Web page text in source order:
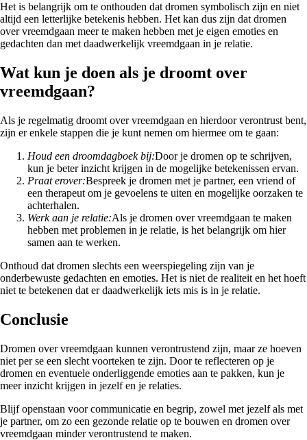
Het is belangrijk om te onthouden dat dromen symbolisch zijn en niet
altijd een letterlijke betekenis hebben. Het kan dus zijn dat dromen
over vreemdgaan meer te maken hebben met je eigen emoties en
gedachten dan met daadwerkelijk vreemdgaan in je relatie.
Wat kun je doen als je droomt over
vreemdgaan?
Als je regelmatig droomt over vreemdgaan en hierdoor verontrust bent,
zijn er enkele stappen die je kunt nemen om hiermee om te gaan:
Houd een droomdagboek bij:Door je dromen op te schrijven,
kun je beter inzicht krijgen in de mogelijke betekenissen ervan.
Praat erover:Bespreek je dromen met je partner, een vriend of
een therapeut om je gevoelens te uiten en mogelijke oorzaken te
achterhalen.
Werk aan je relatie:Als je dromen over vreemdgaan te maken
hebben met problemen in je relatie, is het belangrijk om hier
samen aan te werken.
Onthoud dat dromen slechts een weerspiegeling zijn van je
onderbewuste gedachten en emoties. Het is niet de realiteit en het hoeft
niet te betekenen dat er daadwerkelijk iets mis is in je relatie.
Conclusie
Dromen over vreemdgaan kunnen verontrustend zijn, maar ze hoeven
niet per se een slecht voorteken te zijn. Door te reflecteren op je
dromen en eventuele onderliggende emoties aan te pakken, kun je
meer inzicht krijgen in jezelf en je relaties.
Blijf openstaan voor communicatie en begrip, zowel met jezelf als met
je partner, om zo een gezonde relatie op te bouwen en dromen over
vreemdgaan minder verontrustend te maken.